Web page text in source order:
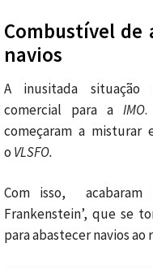
Combustível de
navios
A inusitada situação
comercial para a IMO.
começaram a misturar
o VLSFO.
Com isso, acabaram
Frankenstein’, que se
para abastecer navios ao